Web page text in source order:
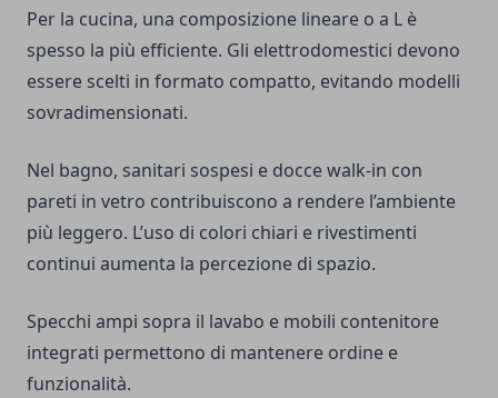
Per la cucina, una composizione lineare o a L è
spesso la più efficiente. Gli elettrodomestici devono
essere scelti in formato compatto, evitando modelli
sovradimensionati.
Nel bagno, sanitari sospesi e docce walk-in con
pareti in vetro contribuiscono a rendere l’ambiente
più leggero. L’uso di colori chiari e rivestimenti
continui aumenta la percezione di spazio.
Specchi ampi sopra il lavabo e mobili contenitore
integrati permettono di mantenere ordine e
funzionalità.